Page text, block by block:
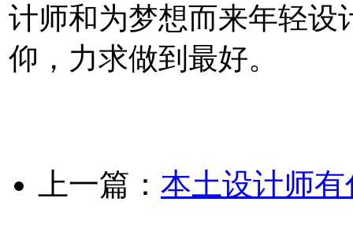
计师和为梦想而来年轻设
仰，力求做到最好。
上一篇： 本土设计师